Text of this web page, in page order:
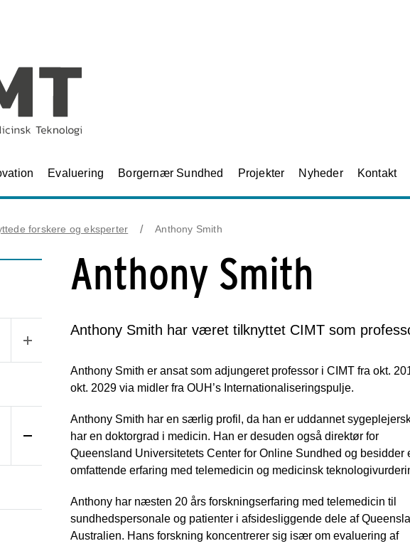
Evaluering Borgernær Sundhed Projekter Nyheder Kontakt
forskere og eksperter Anthony Smith
Anthony Smith
Anthony Smith har været tilknyttet CIMT som
Anthony Smith er ansat som adjungeret professor i CIMT fra okt.
okt. 2029 via midler fra OUH’s Internationaliseringspulje.
Anthony Smith har en særlig profil, da han er uddannet
har en doktorgrad i medicin. Han er desuden også direktør for
Queensland Universitetets Center for Online Sundhed og besidder
omfattende erfaring med telemedicin og medicinsk
Anthony har næsten 20 års forskningserfaring med telemedicin til
sundhedspersonale og patienter i afsidesliggende dele af
Australien. Hans forskning koncentrerer sig især om evaluering af